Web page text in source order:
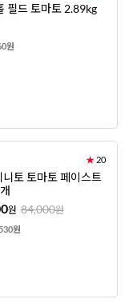
필드 토마토 2.89kg
원
★ 20
토 토마토 페이스트
원 84,000원
원